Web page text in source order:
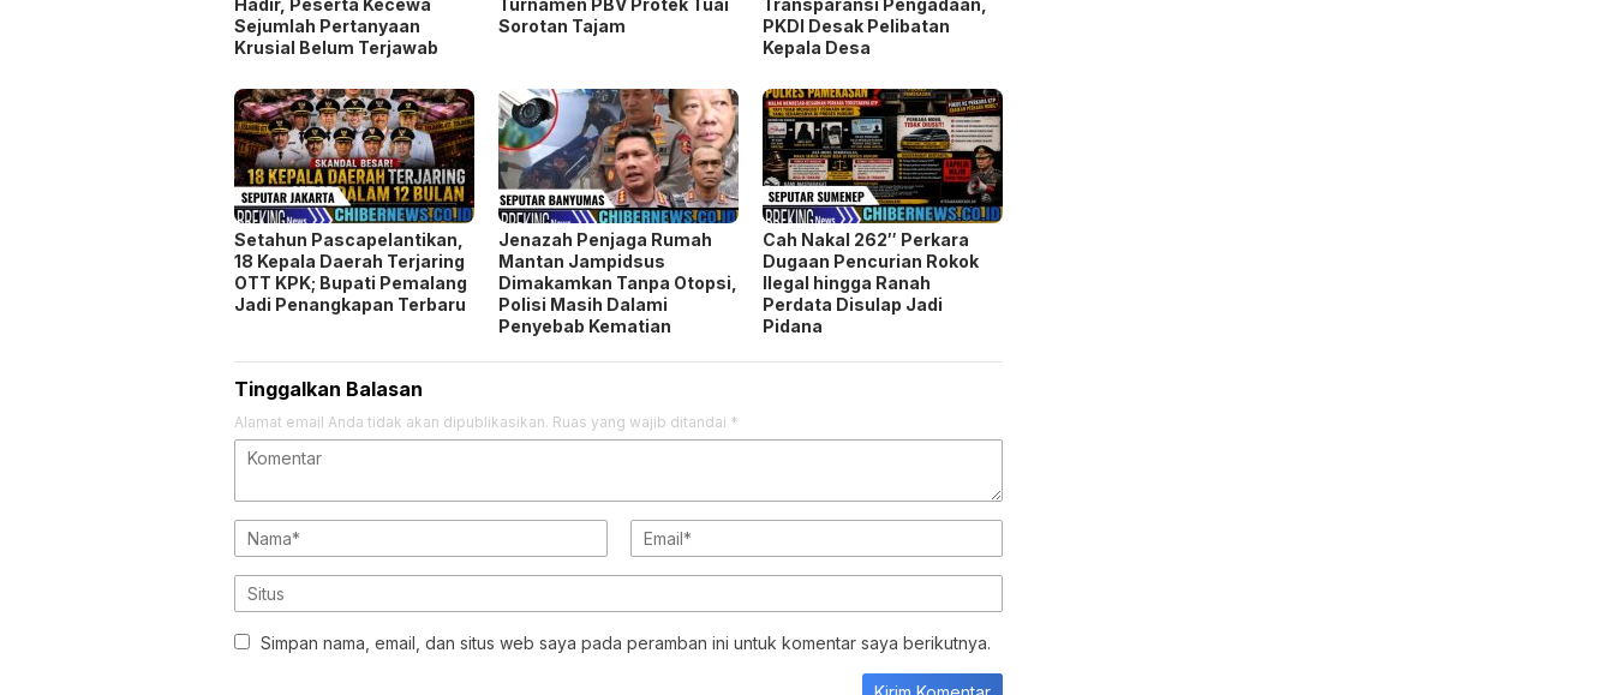
Setahun Pascapelantikan,
18 Kepala Daerah Terjaring
OTT KPK; Bupati Pemalang
Jadi Penangkapan Terbaru
Jenazah Penjaga Rumah
Mantan Jampidsus
Dimakamkan Tanpa Otopsi,
Polisi Masih Dalami
Penyebab Kematian
Cah Nakal 262″ Perkara
Dugaan Pencurian Rokok
Ilegal hingga Ranah
Perdata Disulap Jadi
Pidana
Tinggalkan Balasan
Alamat email Anda tidak akan dipublikasikan. Ruas yang wajib ditandai
JARINGAN SOCIAL
Facebook